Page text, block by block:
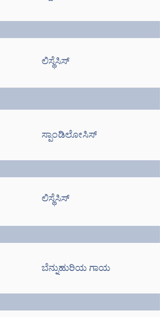
ಲಿಸ್ಥೆಸಿಸ್
ಸ್ಪಾಂಡಿಲೋಸಿಸ್
ಲಿಸ್ಥೆಸಿಸ್
ಬೆನ್ನುಹುರಿಯ ಗಾಯ